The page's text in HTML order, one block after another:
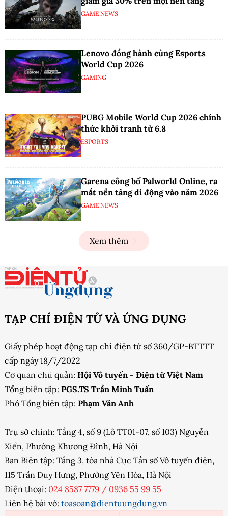
GAME NEWS
Lenovo đồng hành cùng Esports
World Cup 2026
GAMING
PUBG Mobile World Cup 2026 chính
thức khởi tranh từ 6.8
ESPORTS
Garena công bố Palworld Online, ra
mắt nền tảng di động vào năm 2026
GAME NEWS
Xem thêm
TẠP CHÍ ĐIỆN TỬ VÀ ỨNG DỤNG
Giấy phép hoạt động tạp chí điện tử số 360/GP-BTTTT
cấp ngày 18/7/2022
Cơ quan chủ quản: Hội Vô tuyến - Điện tử Việt Nam
Tổng biên tập: PGS.TS Trần Minh Tuấn
Phó Tổng biên tập: Phạm Văn Anh
Trụ sở chính: Tầng 4, số 9 (Lô TT01-07, số 103) Nguyễn
Xiển, Phường Khương Đình, Hà Nội
Ban Biên tập: Tầng 3, tòa nhà Cục Tần số Vô tuyến điện,
115 Trần Duy Hưng, Phường Yên Hòa, Hà Nội
Điện thoại: 024 8587 7779 / 0936 55 99 55
Liên hệ bài vở: toasoan@dientuungdung.vn